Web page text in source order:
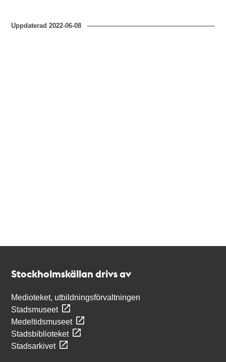
Uppdaterad2022-06-08
Stockholmskällan drivs av
Medioteket, utbildningsförvaltningen
Stadsmuseet
Medeltidsmuseet
Stadsbiblioteket
Stadsarkivet